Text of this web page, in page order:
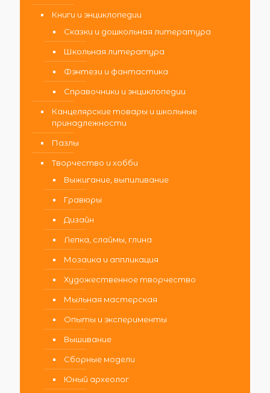
Книги и энциклопедии
Сказки и дошкольная литература
Школьная литература
Фэнтези и фантастика
Справочники и энциклопедии
Канцелярские товары и школьные
принадлежности
Пазлы
Творчество и хобби
Выжигание, выпиливание
Гравюры
Дизайн
Лепка, слаймы, глина
Мозаика и аппликация
Художественное творчество
Мыльная мастерская
Опыты и эксперименты
Вышивание
Сборные модели
Юный археолог